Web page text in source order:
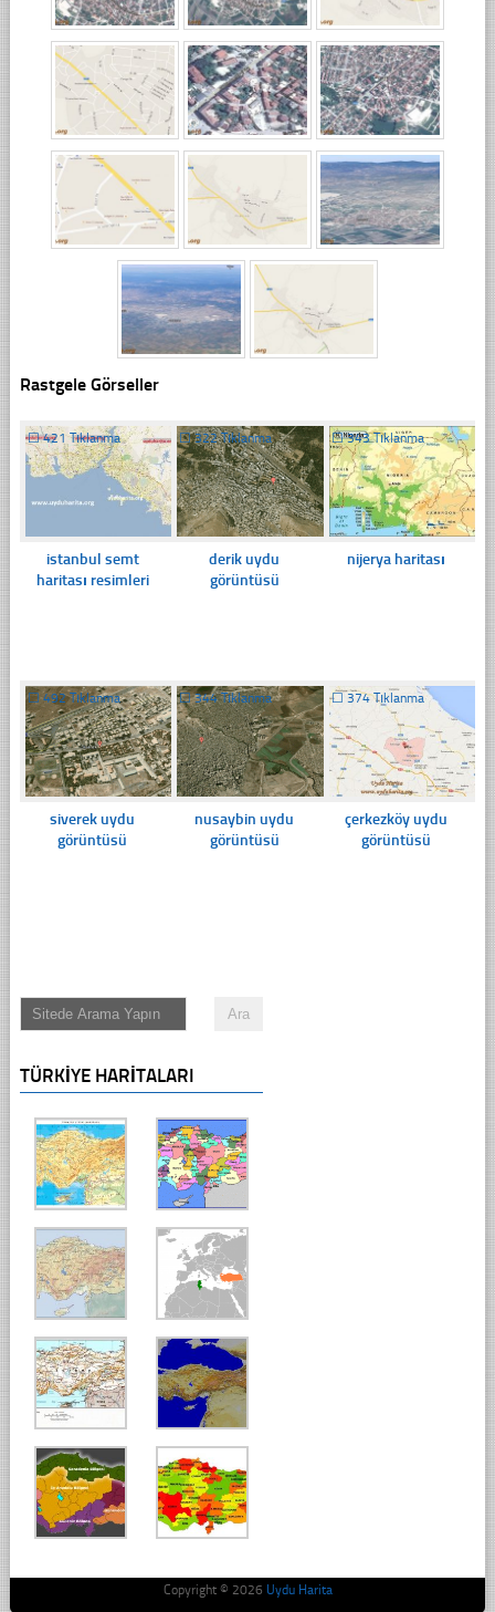
Rastgele Görseller
☐421 Tıklanma
istanbul semt
haritası resimleri
☐322 Tıklanma
derik uydu
görüntüsü
☐343 Tıklanma
nijerya haritası
☐492 Tıklanma
siverek uydu
görüntüsü
☐344 Tıklanma
nusaybin uydu
görüntüsü
☐ 374 Tıklanma
çerkezköy uydu
görüntüsü
TÜRKIYE HARITALARI
Copyright © 2026 Uydu Harita